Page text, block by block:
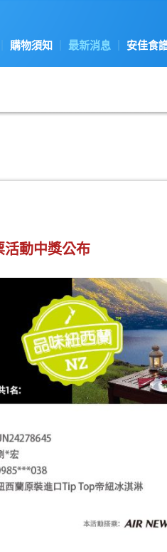
購物須知 最新消息 安佳食
活動中獎公布